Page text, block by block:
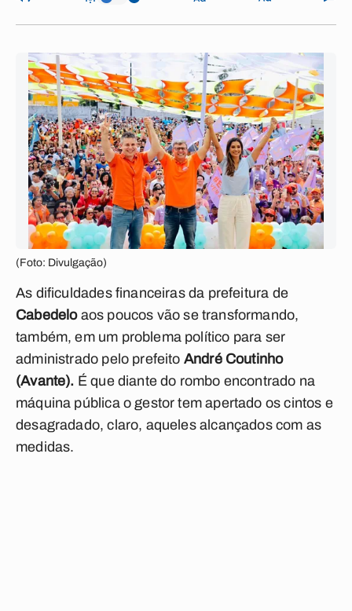
(Foto: Divulgação)
As dificuldades financeiras da prefeitura de
Cabedeloaos poucos vão se transformando,
também, em um problema político para ser
administrado pelo prefeito André Coutinho
(Avante). É que diante do rombo encontrado na
máquina pública o gestor tem apertado os cintos e
desagradado, claro, aqueles alcançados com as
medidas.